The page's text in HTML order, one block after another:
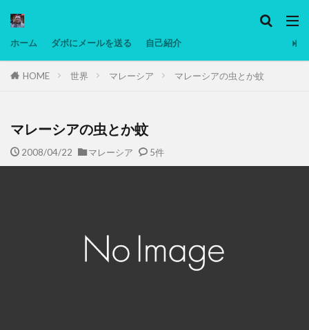
ホーム ダボにメールを送る 自己紹介
HOME 世界 マレーシア マレーシアの虫とか蚊
マレーシアの虫とか蚊
2008/04/22 マレーシア 5件
タグ
マレーシア動画
ヨーグルト
備忘録
動画 日本人村社会 脱水シート